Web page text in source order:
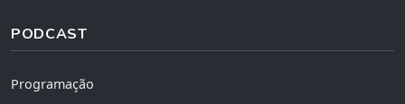
PODCAST
Programação